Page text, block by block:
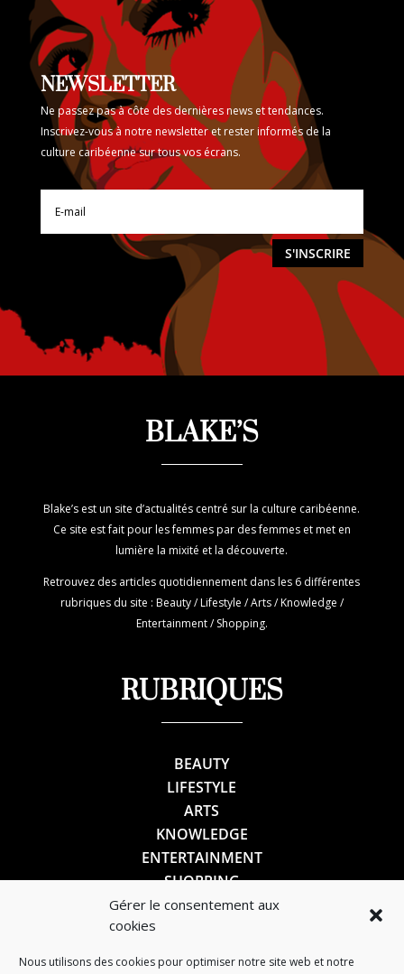
Gérer le consentement aux
cookies
Nous utilisons des cookies pour optimiser notre site web et notre
NEWSLETTER
Ne passez pas à côte des dernières news et tendances.
Inscrivez-vous à notre newsletter et rester informés de la
culture caribéenne sur tous vos écrans.
S'INSCRIRE
BLAKE’S
Blake’s est un site d’actualités centré sur la culture caribéenne.
Ce site est fait pour les femmes par des femmes et met en
lumière la mixité et la découverte.
Retrouvez des articles quotidiennement dans les 6 différentes
rubriques du site : Beauty / Lifestyle / Arts / Knowledge /
Entertainment / Shopping.
RUBRIQUES
BEAUTY
LIFESTYLE
ARTS
KNOWLEDGE
ENTERTAINMENT
SHOPPING
SUIVEZ-NOUS